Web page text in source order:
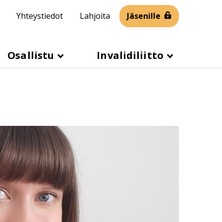
Yhteystiedot Lahjoita Jäsenille
Osallistu Invalidiliitto